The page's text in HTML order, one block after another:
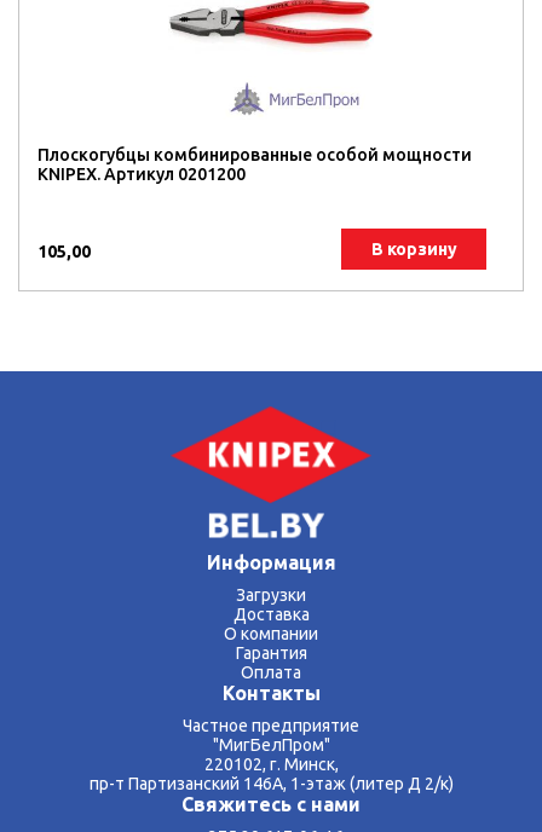
Плоскогубцы комбинированные особой мощности
KNIPEX. Артикул 0201200
105,00 В корзину
Информация
Загрузки
Доставка
О компании
Гарантия
Оплата
Контакты
Частное предприятие
"МигБелПром"
220102, г. Минск,
пр-т Партизанский 146А, 1-этаж (литер Д 2/к)
Свяжитесь с нами